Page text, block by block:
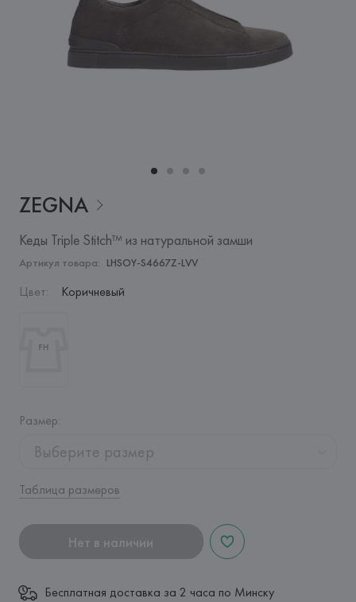
ZEGNA
Кеды Triple Stitch™ из натуральной замши
Артикул товара: LHSOY-S4667Z-LVV
Цвет: Коричневый
Размер:
Выберите размер
Таблица размеров
Нет в наличии
Бесплатная доставка за 2 часа по Минску